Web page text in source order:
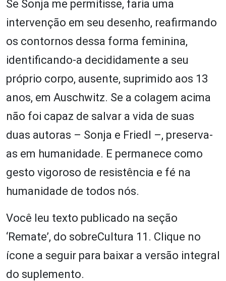
Se Sonja me permitisse, faria uma
intervenção em seu desenho, reafirmando
os contornos dessa forma feminina,
identificando-a decididamente a seu
próprio corpo, ausente, suprimido aos 13
anos, em Auschwitz. Se a colagem acima
não foi capaz de salvar a vida de suas
duas autoras – Sonja e Friedl –, preserva-
as em humanidade. E permanece como
gesto vigoroso de resistência e fé na
humanidade de todos nós.
Você leu texto publicado na seção
‘Remate’, do sobreCultura 11. Clique no
ícone a seguir para baixar a versão integral
do suplemento.